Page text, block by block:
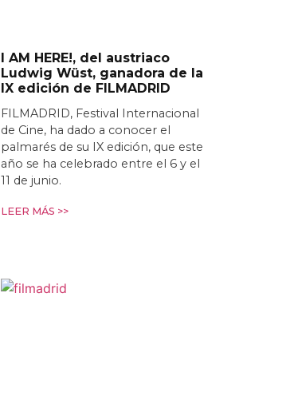
I AM HERE!, del austriaco
Ludwig Wüst, ganadora de la
IX edición de FILMADRID
FILMADRID, Festival Internacional
de Cine, ha dado a conocer el
palmarés de su IX edición, que este
año se ha celebrado entre el 6 y el
11 de junio.
LEER MÁS >>